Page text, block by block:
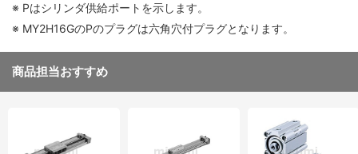
※ Pはシリンダ供給ポートを示します。
※ MY2H16GのPのプラグは六角穴付プラグとなります。
商品担当おすすめ